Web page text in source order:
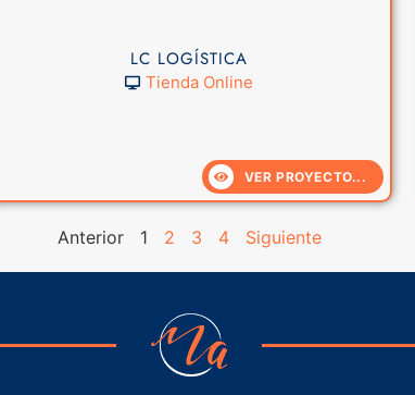
LC LOGÍSTICA
Tienda Online
VER PROYECTO...
Anterior 1 2 3 4 Siguiente